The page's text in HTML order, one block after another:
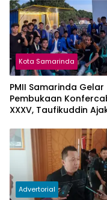
Kota Samarinda
PMII Samarinda Gelar
Pembukaan
XXXV, Taufikuddin
Persatuan
Advertorial